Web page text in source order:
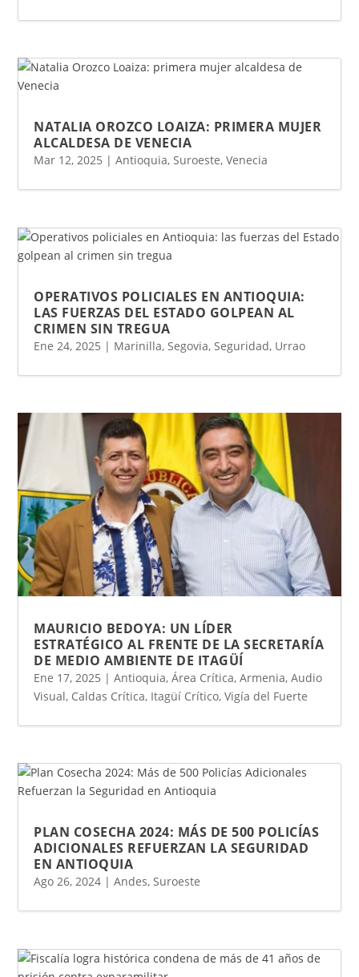
NATALIA OROZCO LOAIZA: PRIMERA MUJER
ALCALDESA DE VENECIA
Mar 12, 2025 |Antioquia,Suroeste,Venecia
OPERATIVOS POLICIALES EN ANTIOQUIA:
LAS FUERZAS DEL ESTADO GOLPEAN AL
CRIMEN SIN TREGUA
Ene 24, 2025 | Marinilla,Segovia,Seguridad, Urrao
MAURICIO BEDOYA: UN LÍDER
ESTRATÉGICO AL FRENTE DE LA SECRETARÍA
DE MEDIO AMBIENTE DE ITAGÜÍ
Ene 17, 2025 |Antioquia,Área Crítica,Armenia,Audio
Visual, Caldas Crítica, Itagüí Crítico,Vigía del Fuerte
PLAN COSECHA 2024: MÁS DE 500 POLICÍAS
ADICIONALES REFUERZAN LA SEGURIDAD
EN ANTIOQUIA
Ago 26, 2024 |Andes,Suroeste